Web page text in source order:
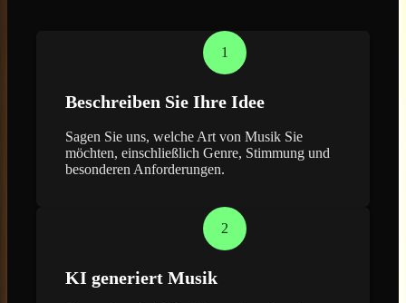
1
Beschreiben Sie Ihre Idee
Sagen Sie uns, welche Art von Musik Sie
möchten, einschließlich Genre, Stimmung und
besonderen Anforderungen.
2
KI generiert Musik